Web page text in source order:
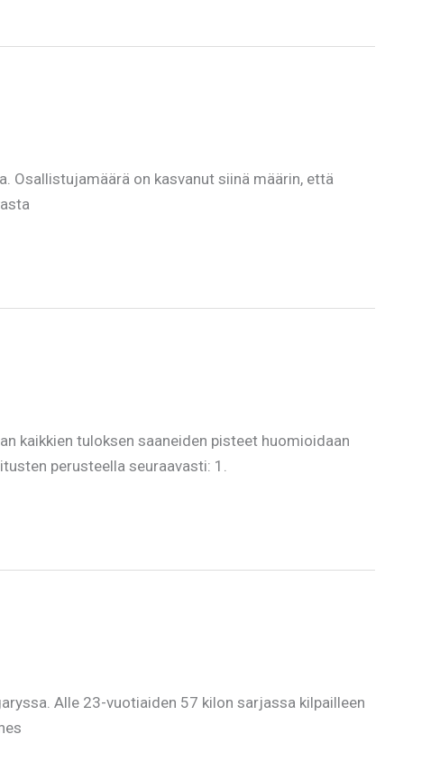
Osallistujamäärä on kasvanut siinä määrin, että
kaikkien tuloksen saaneiden pisteet huomioidaan
perusteella seuraavasti: 1.
Alle 23-vuotiaiden 57 kilon sarjassa kilpailleen